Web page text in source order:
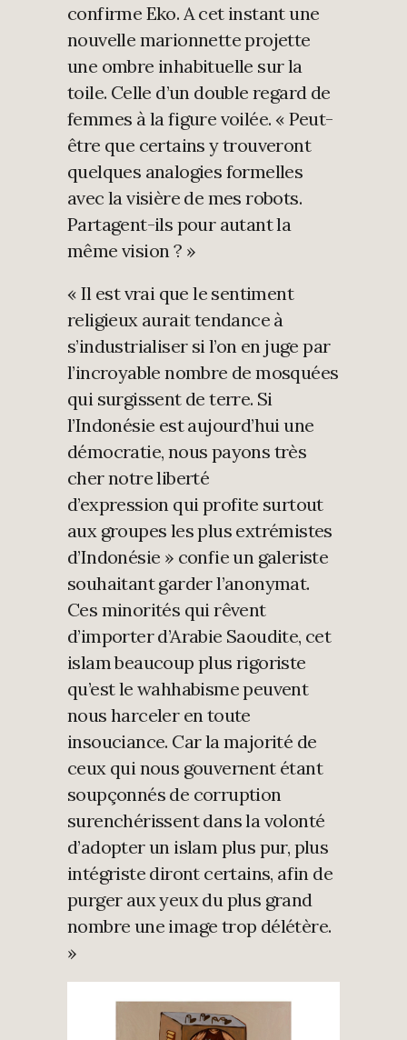
confirme Eko. A cet instant une
nouvelle marionnette projette
une ombre inhabituelle sur la
toile. Celle d’un double regard de
femmes à la figure voilée. « Peut-
être que certains y trouveront
quelques analogies formelles
avec la visière de mes robots.
Partagent-ils pour autant la
même vision ? »
« Il est vrai que le sentiment
religieux aurait tendance à
s’industrialiser si l’on en juge par
l’incroyable nombre de mosquées
qui surgissent de terre. Si
l’Indonésie est aujourd’hui une
démocratie, nous payons très
cher notre liberté
d’expression qui profite surtout
aux groupes les plus extrémistes
d’Indonésie » confie un galeriste
souhaitant garder l’anonymat.
Ces minorités qui rêvent
d’importer d’Arabie Saoudite, cet
islam beaucoup plus rigoriste
qu’est le wahhabisme peuvent
nous harceler en toute
insouciance. Car la majorité de
ceux qui nous gouvernent étant
soupçonnés de corruption
surenchérissent dans la volonté
d’adopter un islam plus pur, plus
intégriste diront certains, afin de
purger aux yeux du plus grand
nombre une image trop délétère.
»